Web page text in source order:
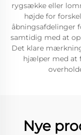
rygsække eller
højde for
åbningsafdelinger
samtidig med at
Det klare
hjælper med at
Nye